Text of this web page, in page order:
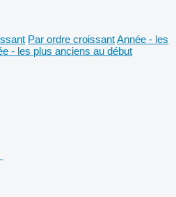
Par ordre croissantAnnée - les
- les plus anciens au début